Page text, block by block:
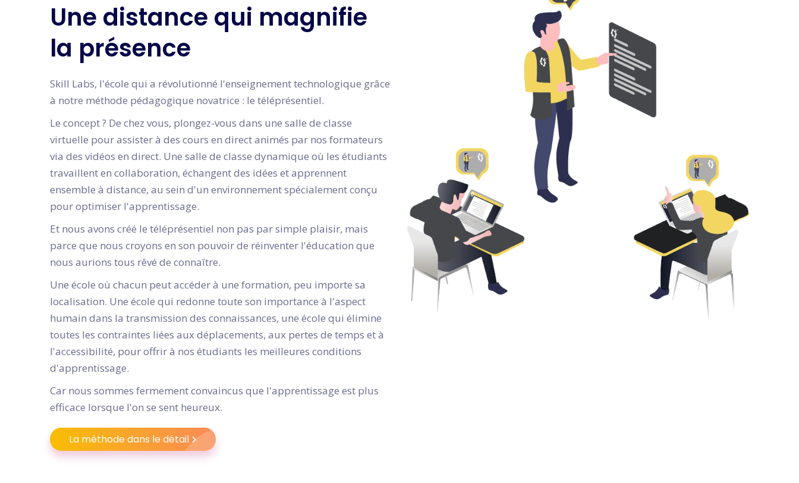
Une distance qui magnifie
la présence
Skill Labs, l'école qui a révolutionné l'enseignement technologique grâce
à notre méthode pédagogique novatrice : le téléprésentiel.
Le concept ? De chez vous, plongez-vous dans une salle de classe
virtuelle pour assister à des cours en direct animés par nos formateurs
via des vidéos en direct. Une salle de classe dynamique où les étudiants
travaillent en collaboration, échangent des idées et apprennent
ensemble à distance, au sein d'un environnement spécialement conçu
pour optimiser l'apprentissage.
Et nous avons créé le téléprésentiel non pas par simple plaisir, mais
parce que nous croyons en son pouvoir de réinventer l'éducation que
nous aurions tous rêvé de connaître.
Une école où chacun peut accéder à une formation, peu importe sa
localisation. Une école qui redonne toute son importance à l'aspect
humain dans la transmission des connaissances, une école qui élimine
toutes les contraintes liées aux déplacements, aux pertes de temps et à
l'accessibilité, pour offrir à nos étudiants les meilleures conditions
d'apprentissage.
Car nous sommes fermement convaincus que l'apprentissage est plus
efficace lorsque l'on se sent heureux.
La méthode dans le détail